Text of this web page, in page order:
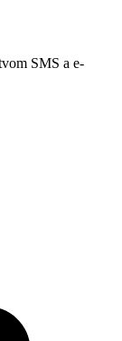
SMS a e-